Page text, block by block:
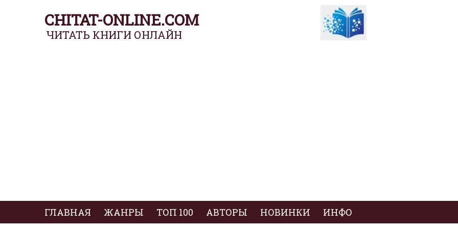
CHITAT-ONLINE.COM
ЧИТАТЬ КНИГИ ОНЛАЙН
ГЛАВНАЯ ЖАНРЫ ТОП 100 АВТОРЫ НОВИНКИ ИНФО